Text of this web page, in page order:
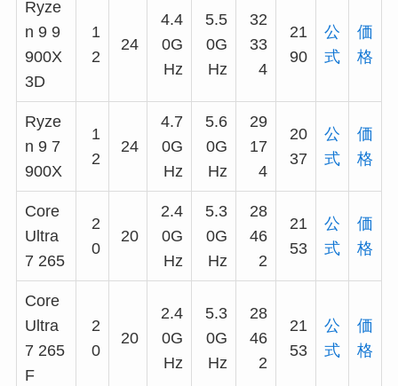
Ryze
n 9 9
900X
3D
1
2
24
4.4
0G
Hz
5.5
0G
Hz
32
33
4
21
90
公
式
価
格
Ryze
n 9 7
900X
1
2
24
4.7
0G
Hz
5.6
0G
Hz
29
17
4
20
37
公
式
価
格
Core
Ultra
7 265
2
0
20
2.4
0G
Hz
5.3
0G
Hz
28
46
2
21
53
公
式
価
格
Core
Ultra
7 265
F
2
0
20
2.4
0G
Hz
5.3
0G
Hz
28
46
2
21
53
公
式
価
格